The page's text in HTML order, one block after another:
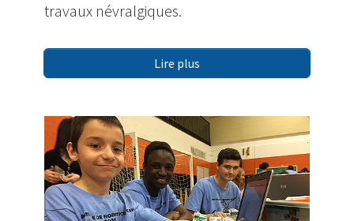
travaux névralgiques.
Lire plus